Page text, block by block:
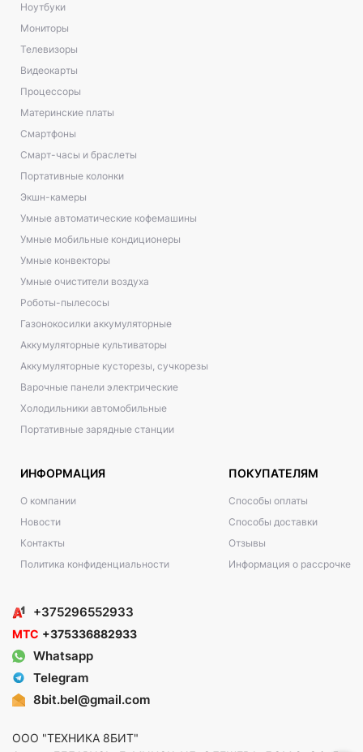
Ноутбуки
Мониторы
Телевизоры
Видеокарты
Процессоры
Материнские платы
Смартфоны
Смарт-часы и браслеты
Портативные колонки
Экшн-камеры
Умные автоматические кофемашины
Умные мобильные кондиционеры
Умные конвекторы
Умные очистители воздуха
Роботы-пылесосы
Газонокосилки аккумуляторные
Аккумуляторные культиваторы
Аккумуляторные кусторезы, сучкорезы
Варочные панели электрические
Холодильники автомобильные
Портативные зарядные станции
ИНФОРМАЦИЯ
О компании
Новости
Контакты
Политика конфиденциальности
ПОКУПАТЕЛЯМ
Способы оплаты
Способы доставки
Отзывы
Информация о рассрочке
+375296552933
МТС +375336882933
Whatsapp
Telegram
8bit.bel@gmail.com
ООО "ТЕХНИКА 8БИТ"